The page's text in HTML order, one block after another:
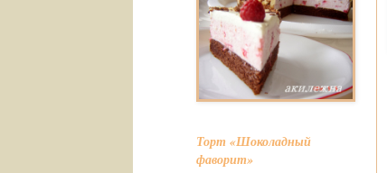
Торт «Шоколадный
фаворит»